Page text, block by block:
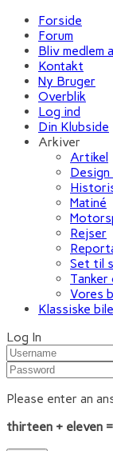
Forside
Forum
Bliv medlem
Kontakt
Ny Bruger
Overblik
Log ind
Din Klubside
Arkiver
Artikel
Matiné
Rejser
Set til
Vores
Klassiske
Log In
Please enter an
thirteen + eleven =